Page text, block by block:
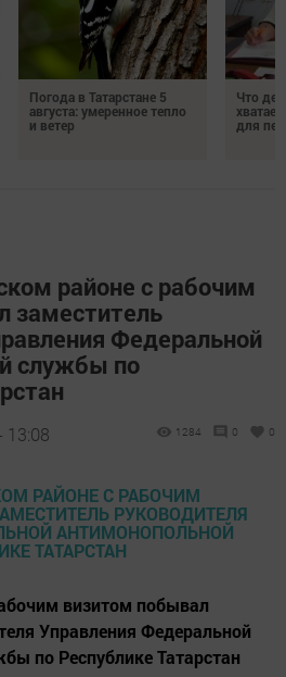
Погода в Татарстане 5
августа: умеренное тепло
и ветер
Что
для
районе с рабочим
заместитель
Федеральной
службы по
13:08 1284 0 0
визитом побывал
Управления Федеральной
по Республике Татарстан